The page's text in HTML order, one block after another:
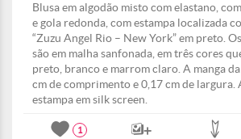
Blusa em algodão misto com elastano,
e gola redonda, com estampa localizada
“Zuzu Angel Rio – New York” em preto.
são em malha sanfonada, em três cores
preto, branco e marrom claro. A manga
cm de comprimento e 0,17 cm de largura.
estampa em silk screen.
1